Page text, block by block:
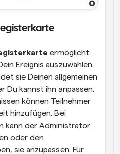
ermöglicht
Ereignis auszuwählen.
sie Deinen allgemeinen
Du kannst ihn anpassen.
können Teilnehmer
hinzufügen. Bei
kann der Administrator
oder den
sie anzupassen. Für